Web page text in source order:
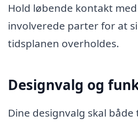
Hold løbende kontakt
involverede parter for at
tidsplanen overholdes.
Designvalg og
Dine designvalg skal